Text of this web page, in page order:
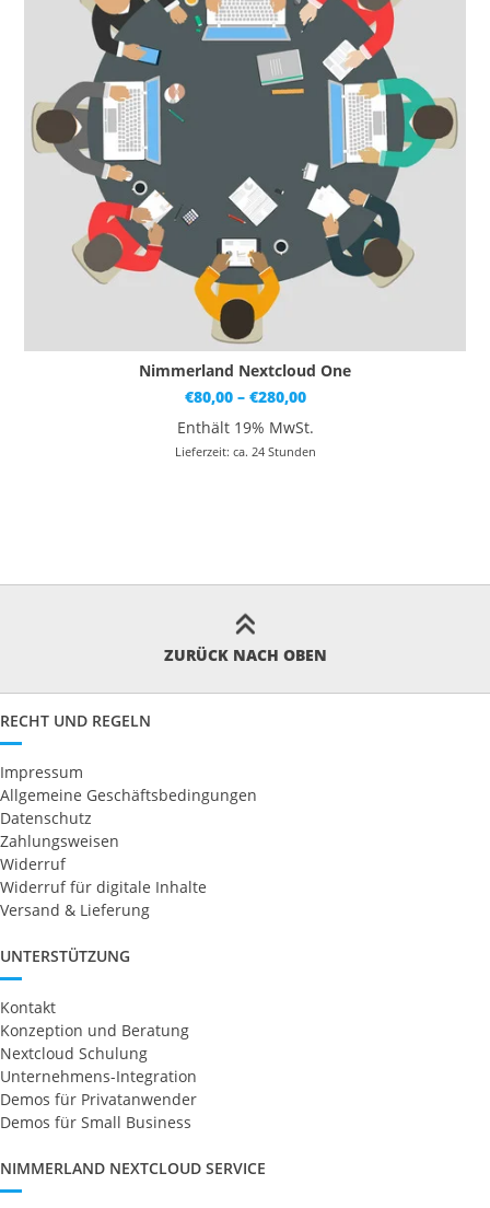
Nimmerland Nextcloud One
€80,00 – €280,00Preisspanne:
bis
Enthält 19% MwSt.
Lieferzeit: ca. 24 Stunden
ZURÜCK NACH OBEN
RECHT UND REGELN
Impressum
Allgemeine Geschäftsbedingungen
Datenschutz
Zahlungsweisen
Widerruf
Widerruf für digitale Inhalte
Versand & Lieferung
UNTERSTÜTZUNG
Kontakt
Konzeption und Beratung
Nextcloud Schulung
Unternehmens-Integration
Demos für Privatanwender
Demos für Small Business
NIMMERLAND NEXTCLOUD SERVICE